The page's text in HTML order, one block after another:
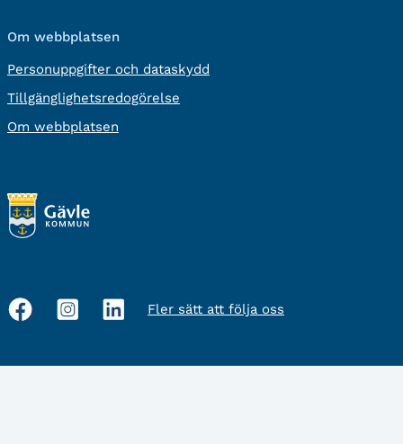
Om webbplatsen
Personuppgifter och dataskydd
Tillgänglighetsredogörelse
Om webbplatsen
Sociala
Fler sätt att följa oss